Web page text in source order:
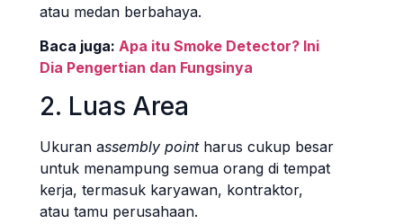
atau medan berbahaya.
Baca juga: Apa itu Smoke Detector? Ini
Dia Pengertian dan Fungsinya
2. Luas Area
Ukuran assembly point harus cukup besar
untuk menampung semua orang di tempat
kerja, termasuk karyawan, kontraktor,
atau tamu perusahaan.